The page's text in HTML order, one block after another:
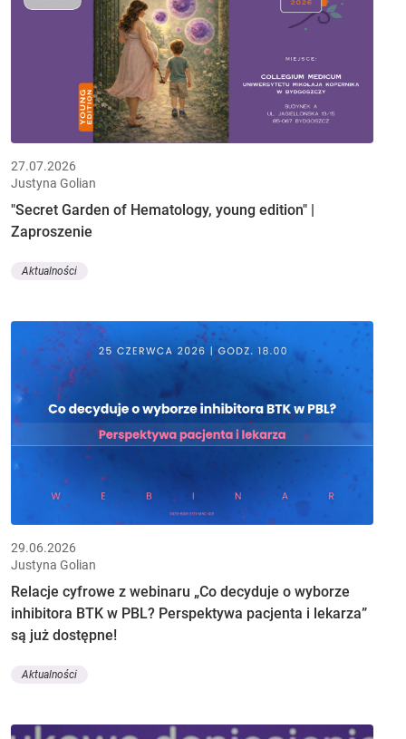
27.07.2026
Justyna Golian
"Secret Garden of Hematology, young edition" |
Zaproszenie
Aktualności
29.06.2026
Justyna Golian
Relacje cyfrowe z webinaru „Co decyduje o wyborze
inhibitora BTK w PBL? Perspektywa pacjenta i lekarza”
są już dostępne!
Aktualności